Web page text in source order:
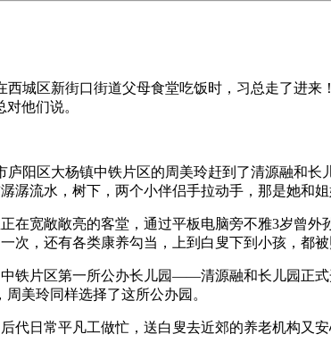
区新街口街道父母食堂吃饭时，习总走了进来
他们说。
区大杨镇中铁片区的周美玲赶到了清源融和长
潺流水，树下，两个小伴侣手拉动手，那是她和姐
宽敞敞亮的客堂，通过平板电脑旁不雅3岁曾外
次，还有各类康养勾当，上到白叟下到小孩，都被
片区第一所公办长儿园——清源融和长儿园正式
美玲同样选择了这所公办园。
日常平凡工做忙，送白叟去近郊的养老机构又安